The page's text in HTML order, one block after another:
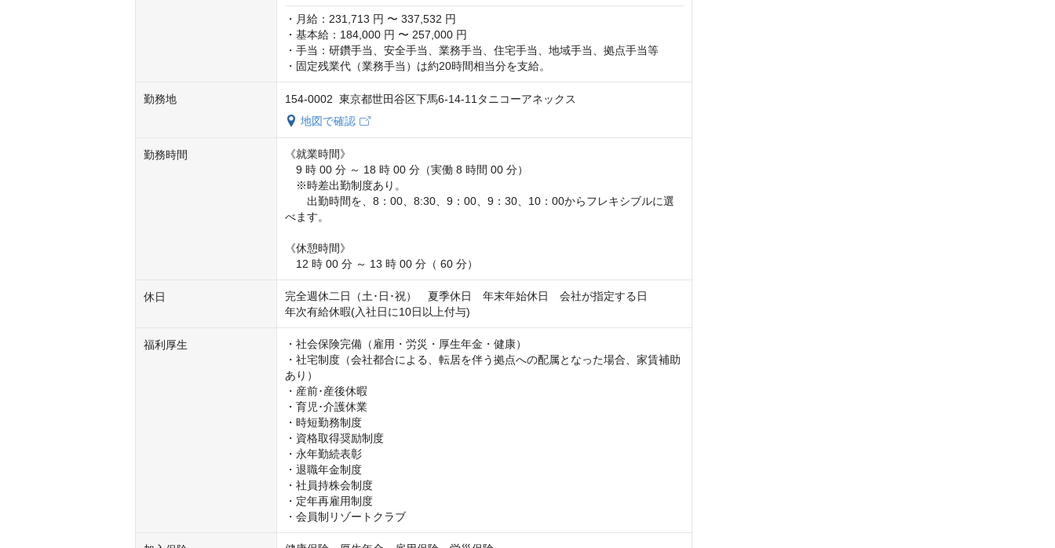
・月給：231,713 円 〜 337,532 円
・基本給：184,000 円 〜 257,000 円
・手当：研鑽手当、安全手当、業務手当、住宅手当、地域手当、拠点手当等
・固定残業代（業務手当）は約20時間相当分を支給。
勤務地
154-0002 東京都世田谷区下馬6-14-11タニコーアネックス
地図で確認
勤務時間
《就業時間》
9 時 00 分 ～ 18 時 00 分（実働 8 時間 00 分）
※時差出勤制度あり。
出勤時間を、8：00、8:30、9：00、9：30、10：00からフレキシブルに選
べます。
《休憩時間》
12 時 00 分 ～ 13 時 00 分（ 60 分）
休日
完全週休二日（土･日･祝）　夏季休日　年末年始休日　会社が指定する日
年次有給休暇(入社日に10日以上付与)
福利厚生
・社会保険完備（雇用・労災・厚生年金・健康）
・社宅制度（会社都合による、転居を伴う拠点への配属となった場合、家賃補助
あり）
・産前･産後休暇
・育児･介護休業
・時短勤務制度
・資格取得奨励制度
・永年勤続表彰
・退職年金制度
・社員持株会制度
・定年再雇用制度
・会員制リゾートクラブ